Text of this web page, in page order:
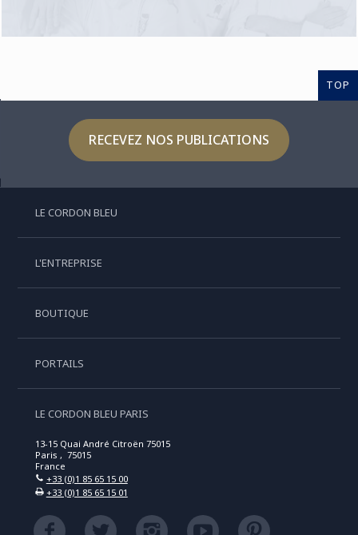
TOP
RECEVEZ NOS PUBLICATIONS
LE CORDON BLEU
L'ENTREPRISE
BOUTIQUE
PORTAILS
LE CORDON BLEU PARIS
13-15 Quai André Citroën 75015
Paris , 75015
France
+33 (0)1 85 65 15 00
+33 (0)1 85 65 15 01